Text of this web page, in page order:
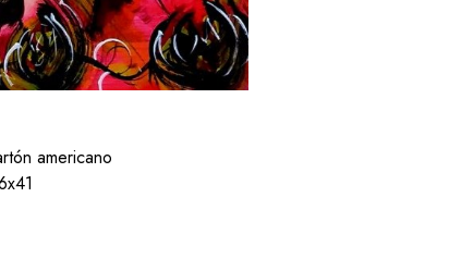
americano